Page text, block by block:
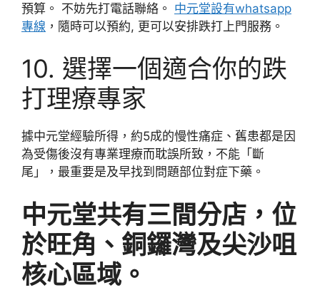
預算。 不妨先打電話聯絡。 中元堂設有whatsapp
專線 ，隨時可以預約, 更可以安排跌打上門服務。
10. 選擇一個適合你的跌
打理療專家
據中元堂經驗所得，約5成的慢性痛症、舊患都是因
為受傷後沒有專業理療而耽誤所致，不能「斷
尾」，最重要是及早找到問題部位對症下藥。
中元堂共有三間分店，位
於旺角、銅鑼灣及尖沙咀
核心區域。